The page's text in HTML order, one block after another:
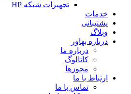
تجهیزات شبکه HP
خدمات
پشتیبانی
وبلاگ
درباره بهاور
درباره ما
کاتالوگ
مجوزها
ارتباط با ما
تماس با ما